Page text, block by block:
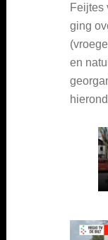
Feijtes
ging
en